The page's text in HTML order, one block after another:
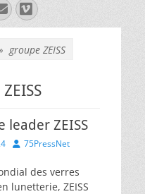
Vimeo
groupe ZEISS
leader ZEISS
Author
75PressNet
des verres
lunetterie, ZEISS